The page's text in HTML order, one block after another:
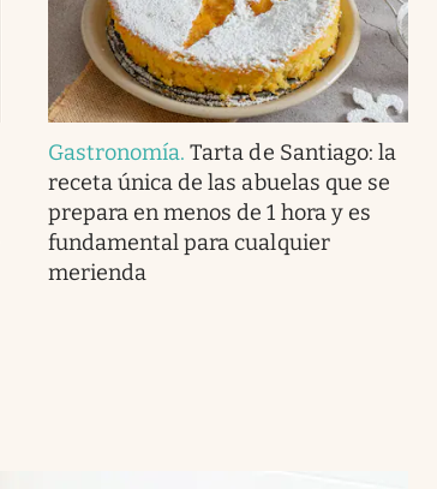
Gastronomía.Tarta de Santiago: la
receta única de las abuelas que se
prepara en menos de 1 hora y es
fundamental para cualquier
merienda